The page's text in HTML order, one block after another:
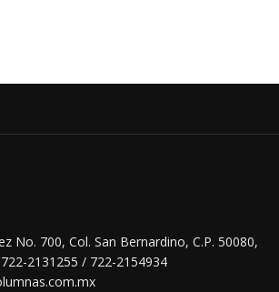
No. 700, Col. San Bernardino, C.P. 50080,
2131255 / 722-2154934